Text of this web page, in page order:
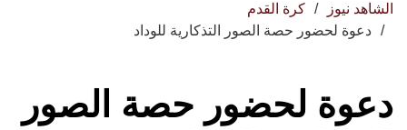
الشاهد نيوز
كرة القدم
دعوة لحضور حصة الصور التذكارية للوداد
دعوة لحضور حصة الصور